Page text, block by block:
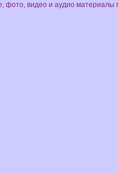
фото, видео и аудио